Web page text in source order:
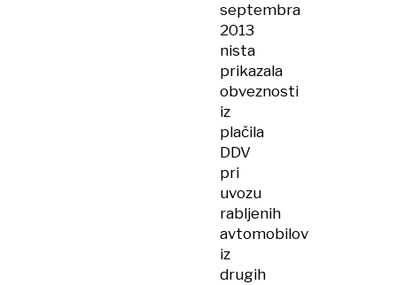
septembra
2013
nista
prikazala
obveznosti
iz
plačila
DDV
pri
uvozu
rabljenih
avtomobilov
iz
drugih